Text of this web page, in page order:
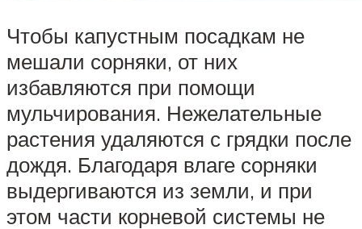
Чтобы капустным посадкам не
мешали сорняки, от них
избавляются при помощи
мульчирования. Нежелательные
растения удаляются с грядки после
дождя. Благодаря влаге сорняки
выдергиваются из земли, и при
этом части корневой системы не